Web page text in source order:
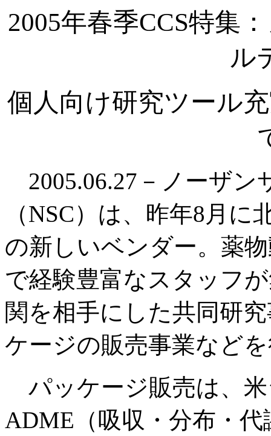
2005年春季CCS特集
ル
個人向け研究ツール
2005.06.27－ノーザン
（NSC）は、昨年8月
の新しいベンダー。薬
で経験豊富なスタッフ
関を相手にした共同研
ケージの販売事業など
パッケージ販売は、
ADME（吸収・分布・